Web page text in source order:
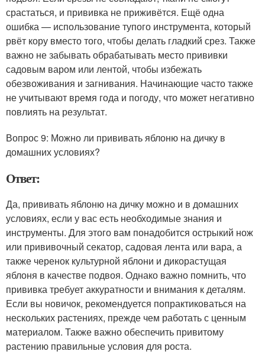
срастаться, и прививка не приживётся. Ещё одна
ошибка — использование тупого инструмента, который
рвёт кору вместо того, чтобы делать гладкий срез. Также
важно не забывать обрабатывать место прививки
садовым варом или лентой, чтобы избежать
обезвоживания и загнивания. Начинающие часто также
не учитывают время года и погоду, что может негативно
повлиять на результат.
Вопрос 9: Можно ли прививать яблоню на дичку в
домашних условиях?
Ответ:
Да, прививать яблоню на дичку можно и в домашних
условиях, если у вас есть необходимые знания и
инструменты. Для этого вам понадобится острыкий нож
или прививочный секатор, садовая лента или вара, а
также черенок культурной яблони и дикорастущая
яблоня в качестве подвоя. Однако важно помнить, что
прививка требует аккуратности и внимания к деталям.
Если вы новичок, рекомендуется попрактиковаться на
нескольких растениях, прежде чем работать с ценным
материалом. Также важно обеспечить привитому
растению правильные условия для роста.